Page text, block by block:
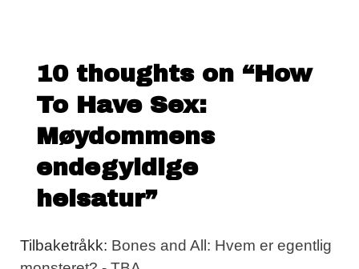
10 thoughts on “How
To Have Sex:
Møydommens
endegyldige
heisatur”
Tilbaketråkk: Bones and All: Hvem er egentlig